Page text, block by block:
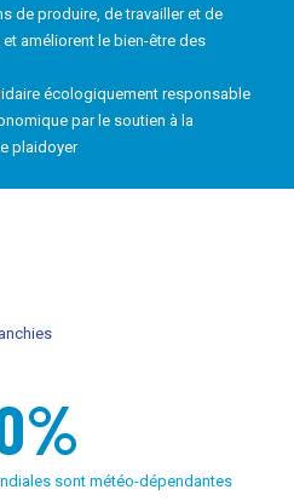
de produire, de travailler et de
améliorent le bien-être des
écologiquement responsable
par le soutien à la
plaidoyer
sont météo-dépendantes